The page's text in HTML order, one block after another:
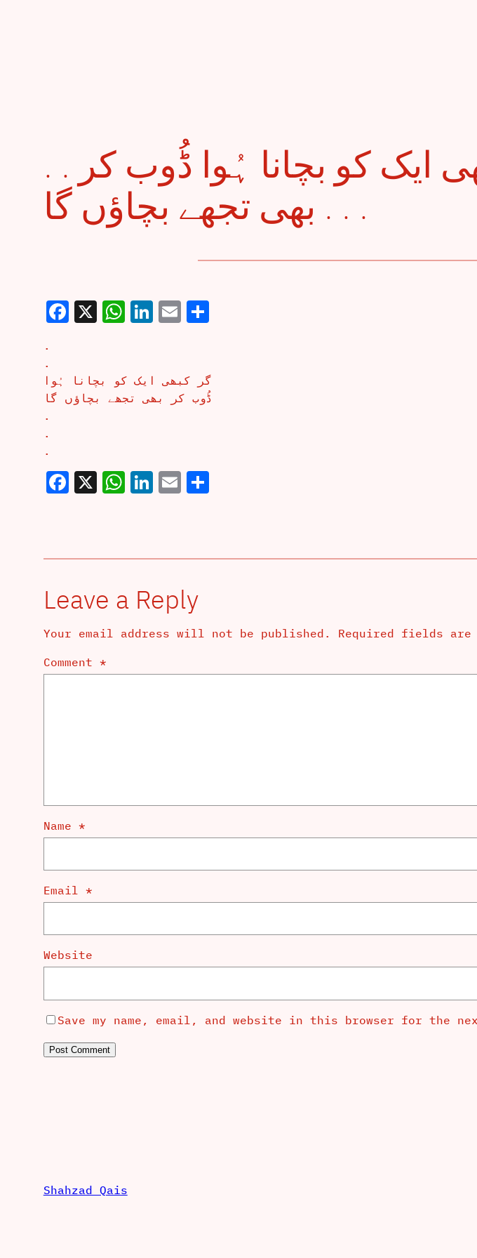
. . گر کبھی ایک کو بچانا ہُوا ڈُوب کر
بھی تجھے بچاؤں گا . . .
Facebook
X WhatsApp
LinkedIn
EmailShare
.
.
گر کبھی ایک کو بچانا ہُوا
ڈُوب کر بھی تجھے بچاؤں گا
.
.
.
Facebook
X WhatsApp
LinkedIn
EmailShare
Leave a Reply
Your email address will not be published. Required fields are
Comment *
Name *
Email *
Website
Save my name, email, and website in this browser for the
Shahzad Qais